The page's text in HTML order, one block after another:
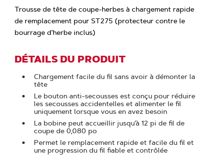
Trousse de tête de coupe-herbes à chargement rapide
de remplacement pour ST275 (protecteur contre le
bourrage d’herbe inclus)
DÉTAILS DU PRODUIT
Chargement facile du fil sans avoir à démonter la
tête
Le bouton anti-secousses est conçu pour réduire
les secousses accidentelles et alimenter le fil
uniquement lorsque vous en avez besoin
La bobine peut accueillir jusqu’à 12 pi de fil de
coupe de 0,080 po
Permet le remplacement rapide et facile du fil et
une progression du fil fiable et contrôlée